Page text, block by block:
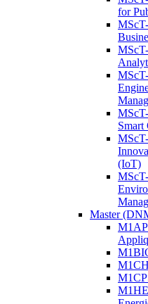
for
Smart
(IoT)
Master